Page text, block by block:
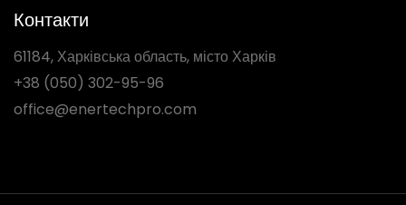
Контакти
61184, Харківська область, місто Харків
+38 (050) 302-95-96
office@enertechpro.com